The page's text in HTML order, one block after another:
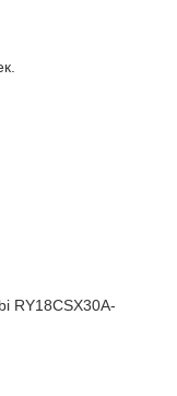
RY18CSX30A-